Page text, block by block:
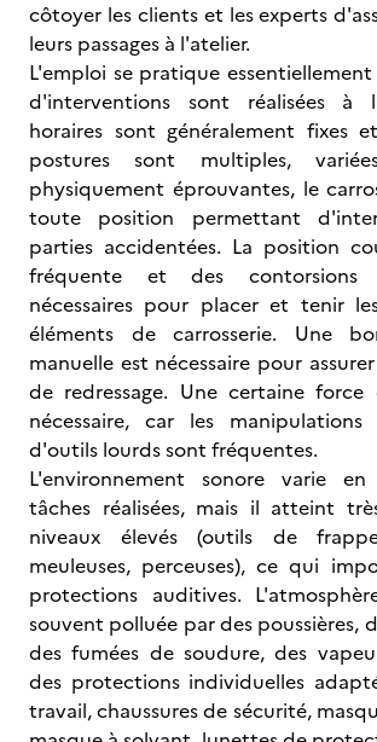
côtoyer les clients et les experts
leurs passages à l'atelier.
L'emploi se pratique
d'interventions sont réalisées à
horaires sont généralement fixes
postures sont multiples,
physiquement éprouvantes, le
toute position permettant
parties accidentées. La position
fréquente et des contorsions
nécessaires pour placer et tenir
éléments de carrosserie. Une
manuelle est nécessaire pour
de redressage. Une certaine force
nécessaire, car les
d'outils lourds sont fréquentes.
L'environnement sonore varie
tâches réalisées, mais il atteint
niveaux élevés (outils de
meuleuses, perceuses), ce qui
protections auditives.
souvent polluée par des poussières,
des fumées de soudure, des
des protections individuelles
travail, chaussures de sécurité,